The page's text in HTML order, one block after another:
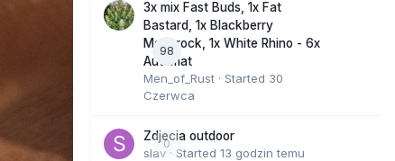
98
3x mix Fast Buds, 1x Fat
Bastard, 1x Blackberry
Moonrock, 1x White Rhino - 6x
Automat
Men_of_Rust · Started 30
Czerwca
0
Zdjecia outdoor
slav · Started 13 godzin temu